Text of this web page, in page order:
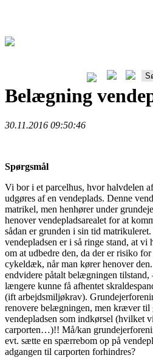
Belægning
30.11.2016 09:50:46
Spørgsmål
Vi bor i et parcelhus, hvor halvdelen
udgøres af en vendeplads. Denne
matrikel, men henhører under
henover vendepladsarealet for at
sådan er grunden i sin tid
vendepladsen er i så ringe stand, at vi
om at udbedre den, da der er risiko
cykeldæk, når man kører henover
endvidere påtalt belægningen
længere kunne få afhentet
(ift arbejdsmiljøkrav).
renovere belægningen, men kræver
vendepladsen som indkørsel (hvilket
carporten…)!! Må/kan
evt. sætte en spærrebom op på
adgangen til carporten forhindres?